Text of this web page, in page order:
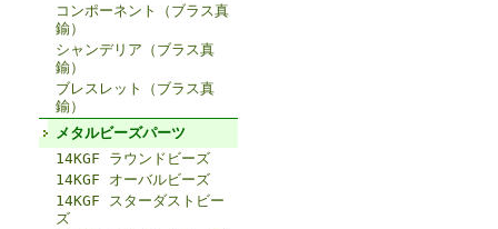
コンポーネント（ブラス真
鍮）
シャンデリア（ブラス真
鍮）
ブレスレット（ブラス真
鍮）
メタルビーズパーツ
14KGF ラウンドビーズ
14KGF オーバルビーズ
14KGF スターダストビー
ズ